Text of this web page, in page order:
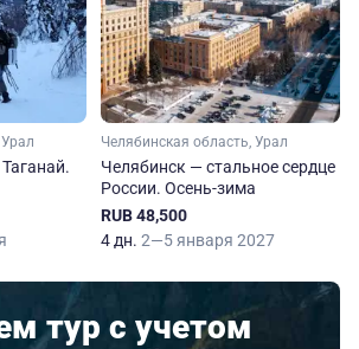
Челябинская область, Урал
Челябинск — стальное сердце
России. Осень-зима
RUB 48,500
4 дн. 2—5 января 2027
тур с учетом